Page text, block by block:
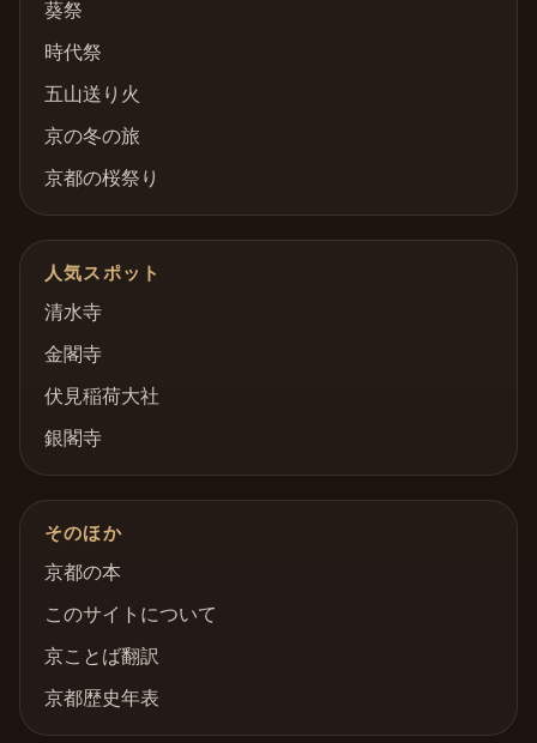
葵祭
時代祭
五山送り火
京の冬の旅
京都の桜祭り
人気スポット
清水寺
金閣寺
伏見稲荷大社
銀閣寺
そのほか
京都の本
このサイトについて
京ことば翻訳
京都歴史年表